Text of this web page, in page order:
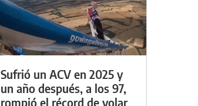
Sufrió un ACV en 2025 y
un año después, a los 97,
rompió el récord de volar